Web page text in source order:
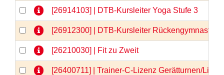
[26914103] | DTB-Kursleiter Yoga Stufe 3
[26912300] | DTB-Kursleiter Rückengymnastik
[26210030] | Fit zu Zweit
[26400711] | Trainer-C-Lizenz Gerätturnen/